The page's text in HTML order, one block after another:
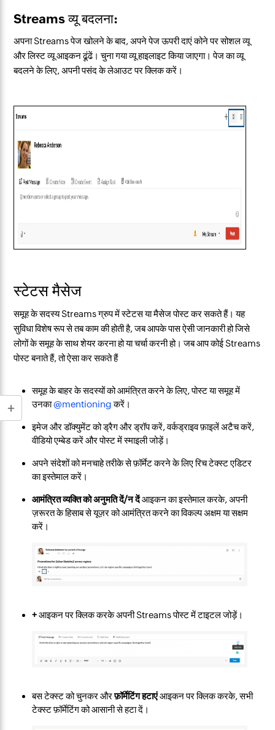
Streams व्यू बदलना:
अपना Streams पेज खोलने के बाद, अपने पेज ऊपरी दाएं कोने पर सोशल व्यू
और लिस्ट व्यू आइकन ढूंढें। चुना गया व्यू हाइलाइट किया जाएगा। पेज का व्यू
बदलने के लिए, अपनी पसंद के लेआउट पर क्लिक करें।
स्टेटस मैसेज
समूह के सदस्य Streams ग्रुप में स्टेटस या मैसेज पोस्ट कर सकते हैं। यह
सुविधा विशेष रूप से तब काम की होती है, जब आपके पास ऐसी जानकारी हो जिसे
लोगों के समूह के साथ शेयर करना हो या चर्चा करनी हो। जब आप कोई Streams
पोस्ट बनाते हैं, तो ऐसा कर सकते हैं
समूह के बाहर के सदस्यों को आमंत्रित करने के लिए, पोस्ट या समूह में
उनका@mentioningकरें।
इमेज और डॉक्युमेंट को ड्रैग और ड्रॉप करें, वर्कड्राइव फ़ाइलें अटैच करें,
वीडियो एम्बेड करें और पोस्ट में स्माइली जोड़ें।
अपने संदेशों को मनचाहे तरीके से फ़ॉर्मेट करने के लिए रिच टेक्स्ट एडिटर
का इस्तेमाल करें।
आमंत्रित व्यक्ति को अनुमति दें/न देंआइकन का इस्तेमाल करके, अपनी
ज़रूरत के हिसाब से यूज़र को आमंत्रित करने का विकल्प अक्षम या सक्षम
करें।
+आइकन पर क्लिक करके अपनी Streams पोस्ट में टाइटल जोड़ें।
बस टेक्स्ट को चुनकर औरफ़ॉर्मेटिंग हटाएंआइकन पर क्लिक करके, सभी
टेक्स्ट फ़ॉर्मेटिंग को आसानी से हटा दें।